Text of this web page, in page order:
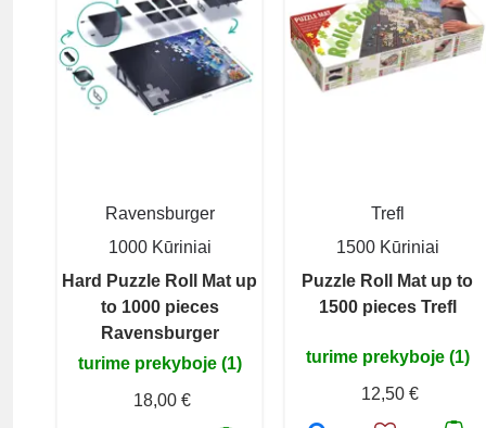
Ravensburger
1000 Kūriniai
Hard Puzzle Roll Mat up
to 1000 pieces
Ravensburger
turime prekyboje (1)
18,00 €
Trefl
1500 Kūriniai
Puzzle Roll Mat up to
1500 pieces Trefl
turime prekyboje (1)
12,50 €